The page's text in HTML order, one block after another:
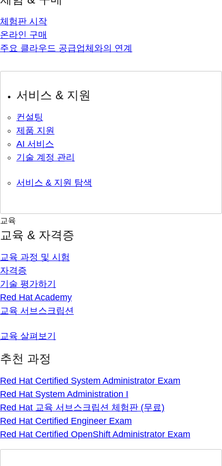
체험판 시작
온라인 구매
주요 클라우드 공급업체와의 연계
서비스 & 지원
컨설팅
제품 지원
AI 서비스
기술 계정 관리
서비스 & 지원 탐색
교육
교육 & 자격증
교육 과정 및 시험
자격증
기술 평가하기
Red Hat Academy
교육 서브스크립션
교육 살펴보기
추천 과정
Red Hat Certified System Administrator Exam
Red Hat System Administration I
Red Hat 교육 서브스크립션 체험판 (무료)
Red Hat Certified Engineer Exam
Red Hat Certified OpenShift Administrator Exam